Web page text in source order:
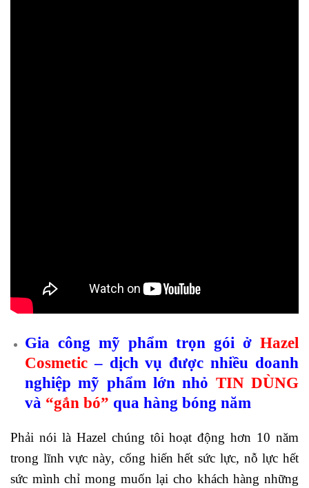
Gia công mỹ phẩm trọn gói ở Hazel
Cosmetic– dịch vụ được nhiều doanh
nghiệp mỹ phẩm lớn nhỏ TIN DÙNG
và “gắn bó” qua hàng bóng năm
Phải nói là Hazel chúng tôi hoạt động hơn 10 năm
trong lĩnh vực này, cống hiến hết sức lực, nỗ lực hết
sức mình chỉ mong muốn lại cho khách hàng những